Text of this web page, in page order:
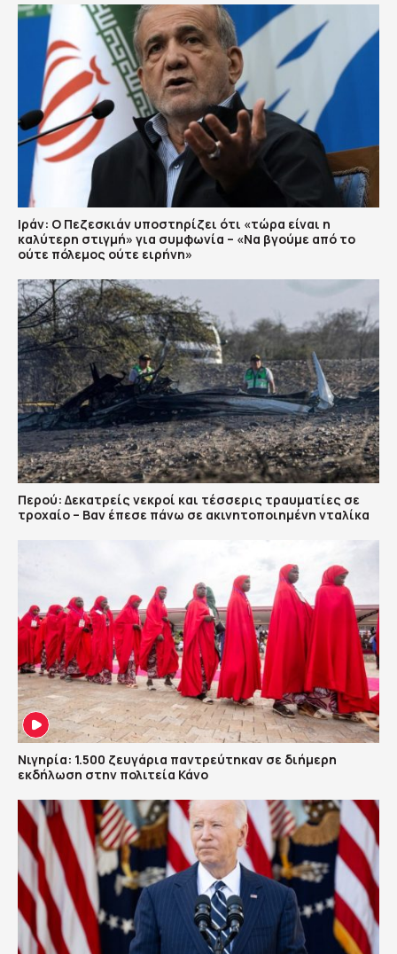
Ιράν: Ο Πεζεσκιάν υποστηρίζει ότι «τώρα είναι η
καλύτερη στιγμή» για συμφωνία – «Να βγούμε από το
ούτε πόλεμος ούτε ειρήνη»
Περού: Δεκατρείς νεκροί και τέσσερις τραυματίες σε
τροχαίο – Βαν έπεσε πάνω σε ακινητοποιημένη νταλίκα
Νιγηρία: 1.500 ζευγάρια παντρεύτηκαν σε διήμερη
εκδήλωση στην πολιτεία Κάνο